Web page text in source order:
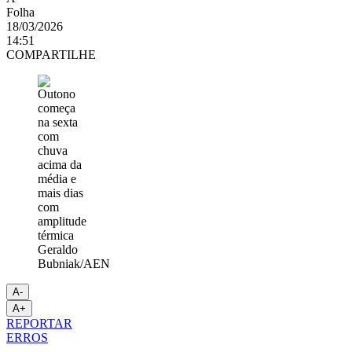
Folha
18/03/2026
14:51
COMPARTILHE
Geraldo
Bubniak/AEN
A-
A+
REPORTAR
ERROS